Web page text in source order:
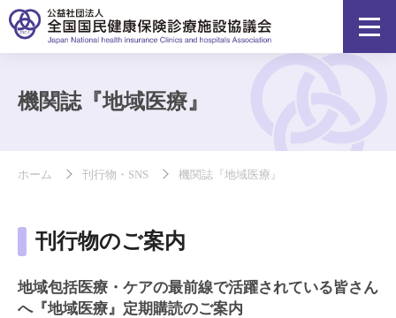
機関誌『地域医療』
ホーム 刊行物・SNS 機関誌『地域医療』
刊行物のご案内
地域包括医療・ケアの最前線で活躍されている皆さん
へ『地域医療』定期購読のご案内